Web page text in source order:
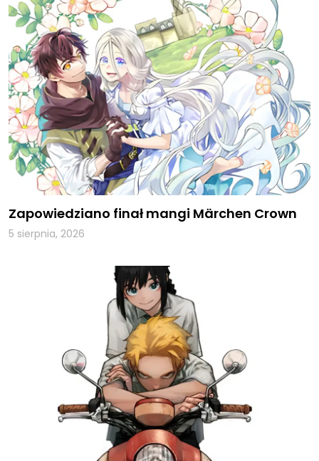
Zapowiedziano finał mangi Märchen Crown
5 sierpnia, 2026